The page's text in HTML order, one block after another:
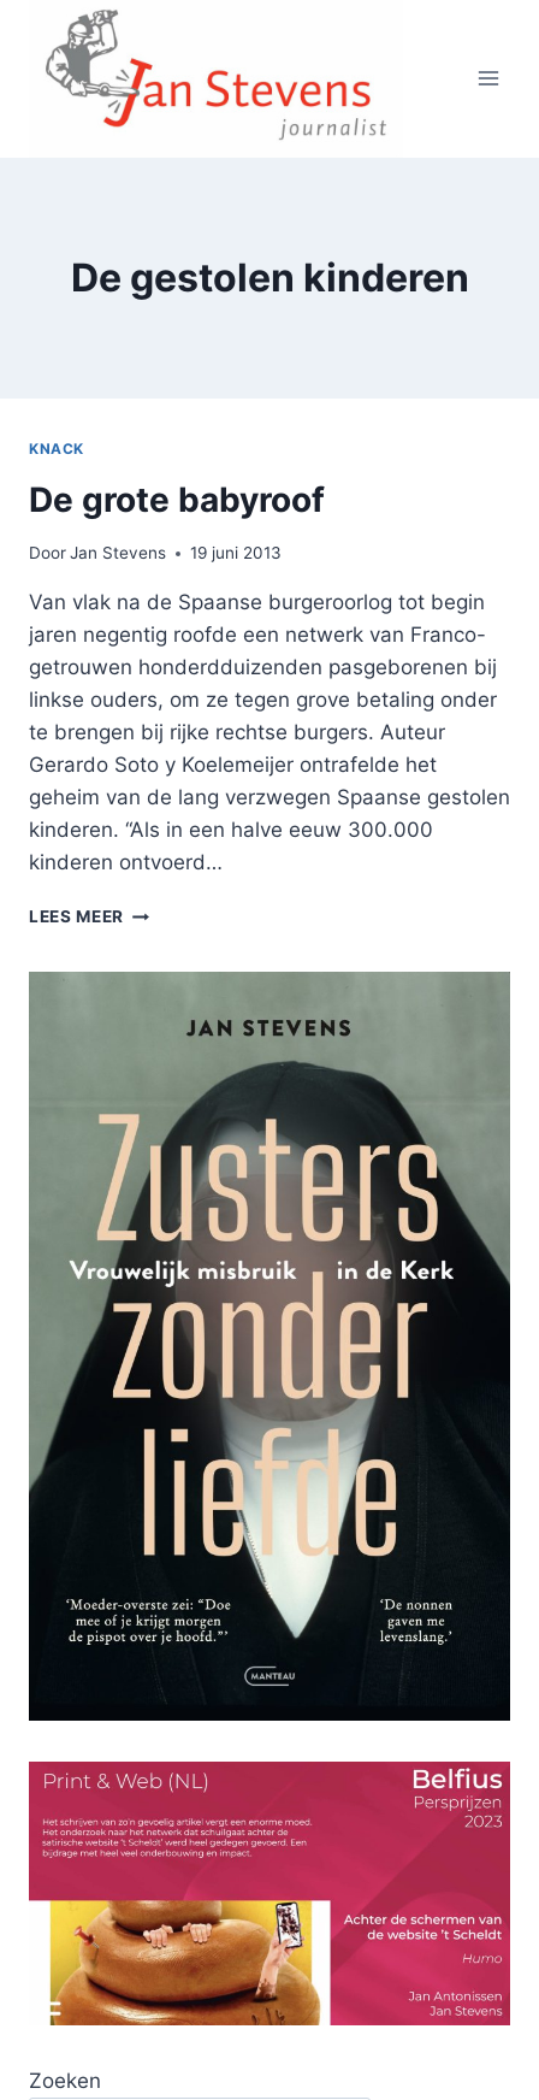
Doorgaan
inhoud
De gestolen kinderen
KNACK
De grote babyroof
DoorJan Stevens 19 juni 2013
Van vlak na de Spaanse burgeroorlog tot begin
jaren negentig roofde een netwerk van Franco-
getrouwen honderdduizenden pasgeborenen bij
linkse ouders, om ze tegen grove betaling onder
te brengen bij rijke rechtse burgers. Auteur
Gerardo Soto y Koelemeijer ontrafelde het
geheim van de lang verzwegen Spaanse gestolen
kinderen. “Als in een halve eeuw 300.000
kinderen ontvoerd…
LEES MEER DE
Zoeken